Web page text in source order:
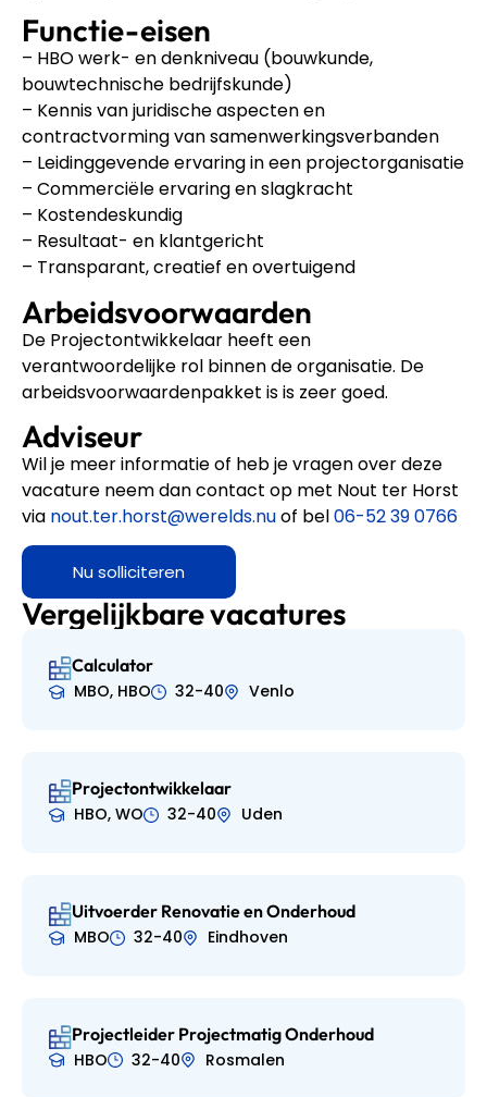
Functie-eisen
– HBO werk- en denkniveau (bouwkunde,
bouwtechnische bedrijfskunde)
– Kennis van juridische aspecten en
contractvorming van samenwerkingsverbanden
– Leidinggevende ervaring in een projectorganisatie
– Commerciële ervaring en slagkracht
– Kostendeskundig
– Resultaat- en klantgericht
– Transparant, creatief en overtuigend
Arbeidsvoorwaarden
De Projectontwikkelaar heeft een
verantwoordelijke rol binnen de organisatie. De
arbeidsvoorwaardenpakket is is zeer goed.
Adviseur
Wil je meer informatie of heb je vragen over deze
vacature neem dan contact op met Nout ter Horst
via nout.ter.horst@werelds.nuof bel06-52 39 0766
Nu solliciteren
Vergelijkbare vacatures
Calculator
MBO, HBO
32-40 Venlo
Projectontwikkelaar
HBO, WO
32-40 Uden
Uitvoerder Renovatie en Onderhoud
MBO
32-40 Eindhoven
Projectleider Projectmatig Onderhoud
HBO
32-40 Rosmalen